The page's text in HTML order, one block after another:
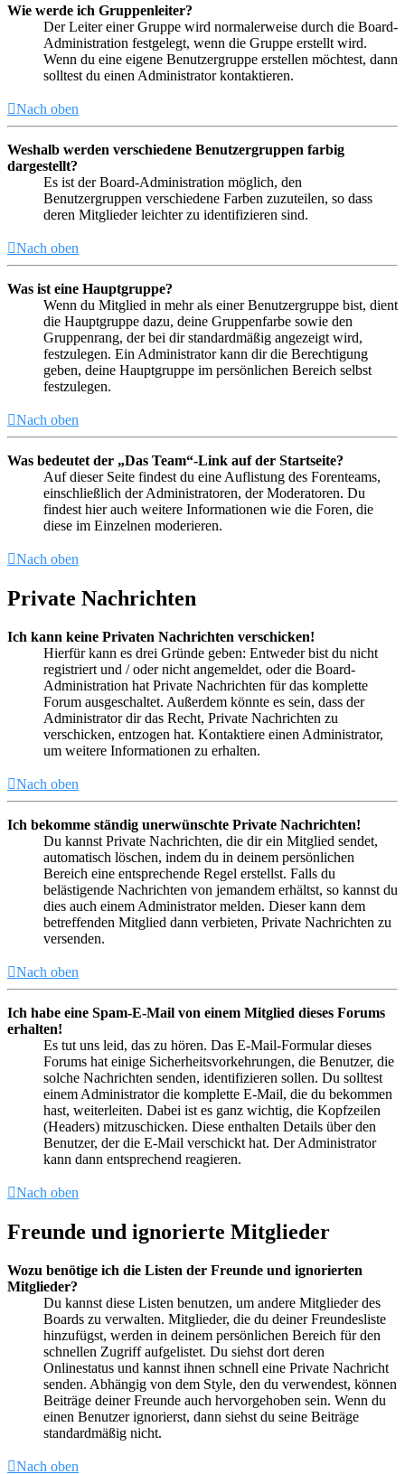
Wie werde ich Gruppenleiter?
Der Leiter einer Gruppe wird normalerweise durch die Board-
Administration festgelegt, wenn die Gruppe erstellt wird.
Wenn du eine eigene Benutzergruppe erstellen möchtest, dann
solltest du einen Administrator kontaktieren.
Nach oben
Weshalb werden verschiedene Benutzergruppen farbig
dargestellt?
Es ist der Board-Administration möglich, den
Benutzergruppen verschiedene Farben zuzuteilen, so dass
deren Mitglieder leichter zu identifizieren sind.
Nach oben
Was ist eine Hauptgruppe?
Wenn du Mitglied in mehr als einer Benutzergruppe bist, dient
die Hauptgruppe dazu, deine Gruppenfarbe sowie den
Gruppenrang, der bei dir standardmäßig angezeigt wird,
festzulegen. Ein Administrator kann dir die Berechtigung
geben, deine Hauptgruppe im persönlichen Bereich selbst
festzulegen.
Nach oben
Was bedeutet der „Das Team“-Link auf der Startseite?
Auf dieser Seite findest du eine Auflistung des Forenteams,
einschließlich der Administratoren, der Moderatoren. Du
findest hier auch weitere Informationen wie die Foren, die
diese im Einzelnen moderieren.
Nach oben
Private Nachrichten
Ich kann keine Privaten Nachrichten verschicken!
Hierfür kann es drei Gründe geben: Entweder bist du nicht
registriert und / oder nicht angemeldet, oder die Board-
Administration hat Private Nachrichten für das komplette
Forum ausgeschaltet. Außerdem könnte es sein, dass der
Administrator dir das Recht, Private Nachrichten zu
verschicken, entzogen hat. Kontaktiere einen Administrator,
um weitere Informationen zu erhalten.
Nach oben
Ich bekomme ständig unerwünschte Private Nachrichten!
Du kannst Private Nachrichten, die dir ein Mitglied sendet,
automatisch löschen, indem du in deinem persönlichen
Bereich eine entsprechende Regel erstellst. Falls du
belästigende Nachrichten von jemandem erhältst, so kannst du
dies auch einem Administrator melden. Dieser kann dem
betreffenden Mitglied dann verbieten, Private Nachrichten zu
versenden.
Nach oben
Ich habe eine Spam-E-Mail von einem Mitglied dieses Forums
erhalten!
Es tut uns leid, das zu hören. Das E-Mail-Formular dieses
Forums hat einige Sicherheitsvorkehrungen, die Benutzer, die
solche Nachrichten senden, identifizieren sollen. Du solltest
einem Administrator die komplette E-Mail, die du bekommen
hast, weiterleiten. Dabei ist es ganz wichtig, die Kopfzeilen
(Headers) mitzuschicken. Diese enthalten Details über den
Benutzer, der die E-Mail verschickt hat. Der Administrator
kann dann entsprechend reagieren.
Nach oben
Freunde und ignorierte Mitglieder
Wozu benötige ich die Listen der Freunde und ignorierten
Mitglieder?
Du kannst diese Listen benutzen, um andere Mitglieder des
Boards zu verwalten. Mitglieder, die du deiner Freundesliste
hinzufügst, werden in deinem persönlichen Bereich für den
schnellen Zugriff aufgelistet. Du siehst dort deren
Onlinestatus und kannst ihnen schnell eine Private Nachricht
senden. Abhängig von dem Style, den du verwendest, können
Beiträge deiner Freunde auch hervorgehoben sein. Wenn du
einen Benutzer ignorierst, dann siehst du seine Beiträge
standardmäßig nicht.
Nach oben